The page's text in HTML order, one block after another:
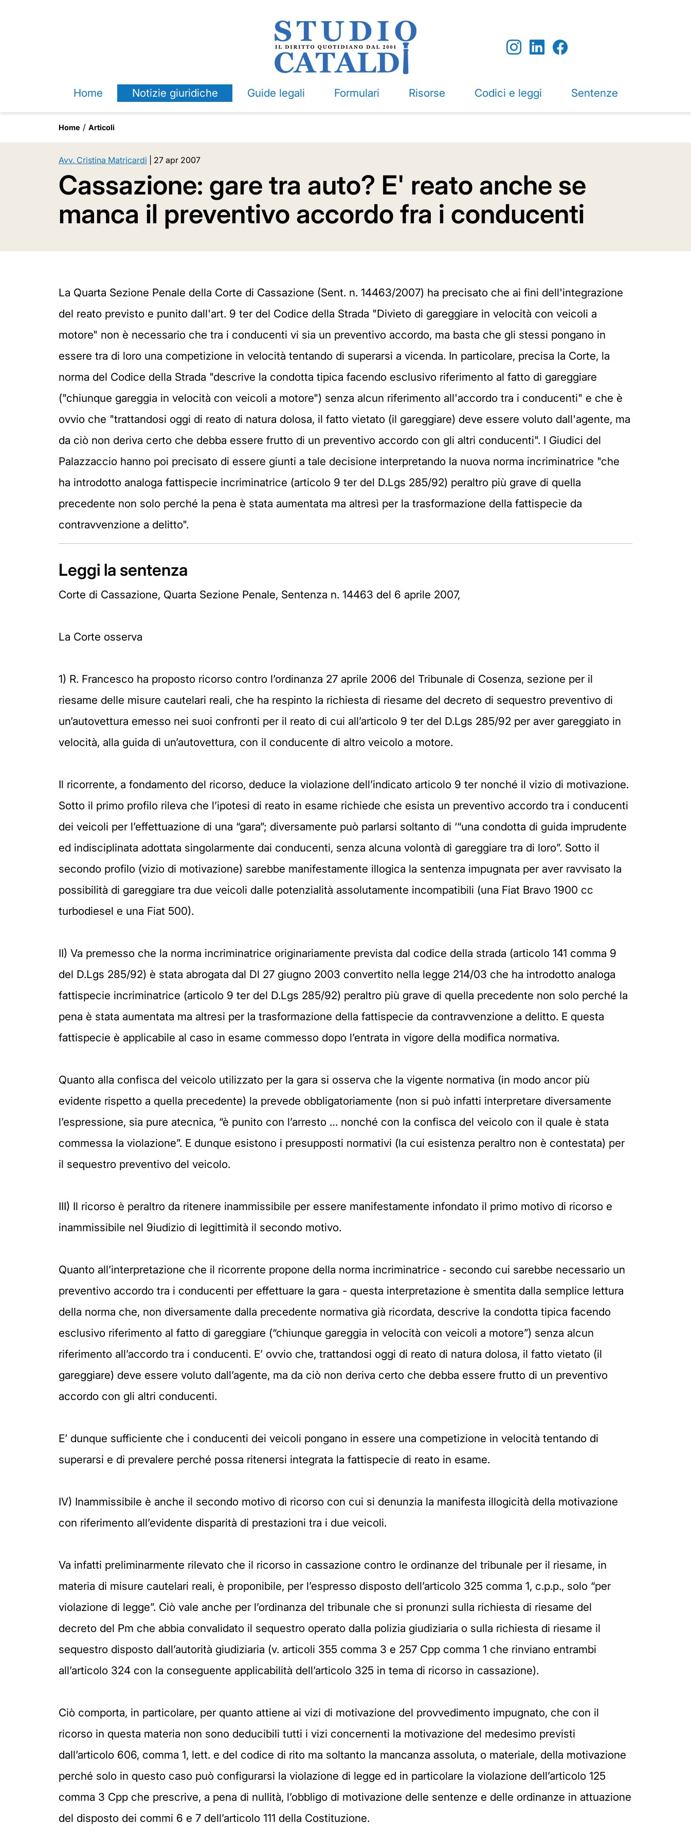
Home Notizie giuridiche Guide legali Formulari Risorse Codici e leggi Sentenze
Home Articoli
Avv. Cristina Matricardi 27 apr 2007
Cassazione: gare tra auto? E' reato anche se
manca il preventivo accordo fra i conducenti
La Quarta Sezione Penale della Corte di Cassazione (Sent. n. 14463/2007) ha precisato che ai fini dell'integrazione
del reato previsto e punito dall'art. 9 ter del Codice della Strada "Divieto di gareggiare in velocità con veicoli a
motore" non è necessario che tra i conducenti vi sia un preventivo accordo, ma basta che gli stessi pongano in
essere tra di loro una competizione in velocità tentando di superarsi a vicenda. In particolare, precisa la Corte, la
norma del Codice della Strada "descrive la condotta tipica facendo esclusivo riferimento al fatto di gareggiare
("chiunque gareggia in velocità con veicoli a motore") senza alcun riferimento all'accordo tra i conducenti" e che è
ovvio che "trattandosi oggi di reato di natura dolosa, il fatto vietato (il gareggiare) deve essere voluto dall'agente, ma
da ciò non deriva certo che debba essere frutto di un preventivo accordo con gli altri conducenti". I Giudici del
Palazzaccio hanno poi precisato di essere giunti a tale decisione interpretando la nuova norma incriminatrice "che
ha introdotto analoga fattispecie incriminatrice (articolo 9 ter del D.Lgs 285/92) peraltro più grave di quella
precedente non solo perché la pena è stata aumentata ma altresì per la trasformazione della fattispecie da
contravvenzione a delitto".
Leggi la sentenza
Corte di Cassazione, Quarta Sezione Penale, Sentenza n. 14463 del 6 aprile 2007,
La Corte osserva
1) R. Francesco ha proposto ricorso contro l’ordinanza 27 aprile 2006 del Tribunale di Cosenza, sezione per il
riesame delle misure cautelari reali, che ha respinto la richiesta di riesame del decreto di sequestro preventivo di
un’autovettura emesso nei suoi confronti per il reato di cui all’articolo 9 ter del D.Lgs 285/92 per aver gareggiato in
velocità, alla guida di un’autovettura, con il conducente di altro veicolo a motore.
Il ricorrente, a fondamento del ricorso, deduce la violazione dell’indicato articolo 9 ter nonché il vizio di motivazione.
Sotto il primo profilo rileva che l’ipotesi di reato in esame richiede che esista un preventivo accordo tra i conducenti
dei veicoli per l’effettuazione di una “gara”; diversamente può parlarsi soltanto di ‘“una condotta di guida imprudente
ed indisciplinata adottata singolarmente dai conducenti, senza alcuna volontà di gareggiare tra di loro”. Sotto il
secondo profilo (vizio di motivazione) sarebbe manifestamente illogica la sentenza impugnata per aver ravvisato la
possibilità di gareggiare tra due veicoli dalle potenzialità assolutamente incompatibili (una Fiat Bravo 1900 cc
turbodiesel e una Fiat 500).
II) Va premesso che la norma incriminatrice originariamente prevista dal codice della strada (articolo 141 comma 9
del D.Lgs 285/92) è stata abrogata dal Dl 27 giugno 2003 convertito nella legge 214/03 che ha introdotto analoga
fattispecie incriminatrice (articolo 9 ter del D.Lgs 285/92) peraltro più grave di quella precedente non solo perché la
pena è stata aumentata ma altresi per la trasformazione della fattispecie da contravvenzione a delitto. E questa
fattispecie è applicabile al caso in esame commesso dopo l’entrata in vigore della modifica normativa.
Quanto alla confisca del veicolo utilizzato per la gara si osserva che la vigente normativa (in modo ancor più
evidente rispetto a quella precedente) la prevede obbligatoriamente (non si può infatti interpretare diversamente
l’espressione, sia pure atecnica, “è punito con l’arresto … nonché con la confisca del veicolo con il quale è stata
commessa la violazione”. E dunque esistono i presupposti normativi (la cui esistenza peraltro non è contestata) per
il sequestro preventivo del veicolo.
III) Il ricorso è peraltro da ritenere inammissibile per essere manifestamente infondato il primo motivo di ricorso e
inammissibile nel 9iudizio di legittimità il secondo motivo.
Quanto all’interpretazione che il ricorrente propone della norma incriminatrice ‑ secondo cui sarebbe necessario un
preventivo accordo tra i conducenti per effettuare la gara - questa interpretazione è smentita dalla semplice lettura
della norma che, non diversamente dalla precedente normativa già ricordata, descrive la condotta tipica facendo
esclusivo riferimento al fatto di gareggiare (“chiunque gareggia in velocità con veicoli a motore”) senza alcun
riferimento all’accordo tra i conducenti. E’ ovvio che, trattandosi oggi di reato di natura dolosa, il fatto vietato (il
gareggiare) deve essere voluto dall’agente, ma da ciò non deriva certo che debba essere frutto di un preventivo
accordo con gli altri conducenti.
E’ dunque sufficiente che i conducenti dei veicoli pongano in essere una competizione in velocità tentando di
superarsi e di prevalere perché possa ritenersi integrata la fattispecie di reato in esame.
IV) Inammissibile è anche il secondo motivo di ricorso con cui si denunzia la manifesta illogicità della motivazione
con riferimento all’evidente disparità di prestazioni tra i due veicoli.
Va infatti preliminarmente rilevato che il ricorso in cassazione contro le ordinanze del tribunale per il riesame, in
materia di misure cautelari reali, è proponibile, per l’espresso disposto dell’articolo 325 comma 1, c.p.p., solo “per
violazione di legge”. Ciò vale anche per l’ordinanza del tribunale che si pronunzi sulla richiesta di riesame del
decreto del Pm che abbia convalidato il sequestro operato dalla polizia giudiziaria o sulla richiesta di riesame il
sequestro disposto dall’autorità giudiziaria (v. articoli 355 comma 3 e 257 Cpp comma 1 che rinviano entrambi
all’articolo 324 con la conseguente applicabilità dell’articolo 325 in tema di ricorso in cassazione).
Ciò comporta, in particolare, per quanto attiene ai vizi di motivazione del provvedimento impugnato, che con il
ricorso in questa materia non sono deducibili tutti i vizi concernenti la motivazione del medesimo previsti
dall’articolo 606, comma 1, lett. e del codice di rito ma soltanto la mancanza assoluta, o materiale, della motivazione
perché solo in questo caso può configurarsi la violazione di legge ed in particolare la violazione dell’articolo 125
comma 3 Cpp che prescrive, a pena di nullità, l’obbligo di motivazione delle sentenze e delle ordinanze in attuazione
del disposto dei commi 6 e 7 dell’articolo 111 della Costituzione.